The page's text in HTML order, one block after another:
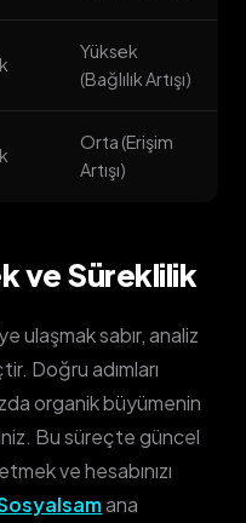
Yüksek
(Bağlılık Artışı)
Orta (Erişim
Artışı)
ve Süreklilik
ulaşmak sabır, analiz
Doğru adımları
organik büyümenin
Bu süreçte güncel
ve hesabınızı
ana